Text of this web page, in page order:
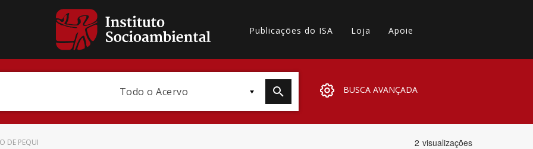
Publicações do ISA Loja Apoie
Todo o Acervo BUSCA AVANÇADA
DE PEQUI 2 visualizações